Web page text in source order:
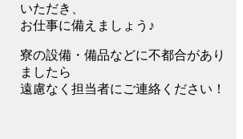
いただき、
お仕事に備えましょう♪
寮の設備・備品などに不都合があり
ましたら
遠慮なく担当者にご連絡ください！